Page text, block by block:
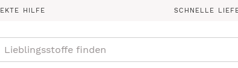
HILFE SCHNELLE